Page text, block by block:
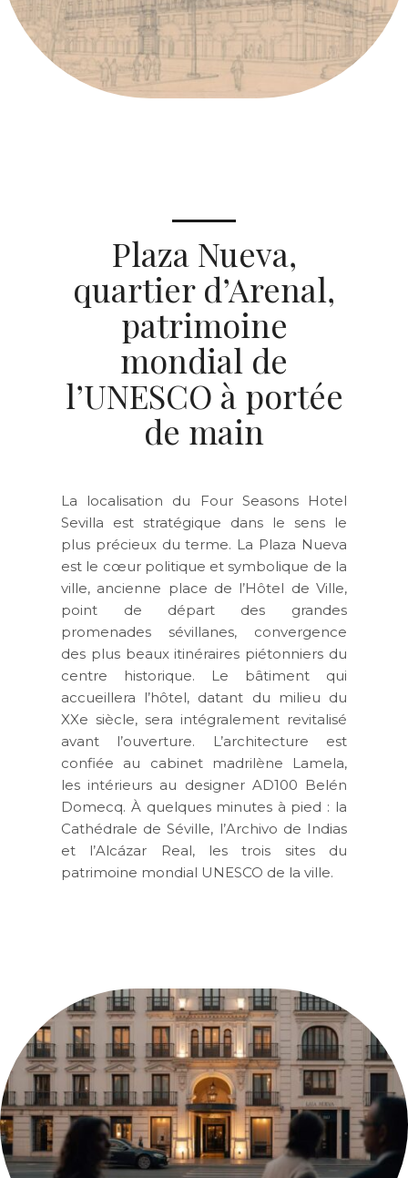
Plaza Nueva,
quartier d’Arenal,
patrimoine
mondial de
l’UNESCO à portée
de main
La localisation du Four Seasons Hotel
Sevilla est stratégique dans le sens le
plus précieux du terme. La Plaza Nueva
est le cœur politique et symbolique de la
ville, ancienne place de l’Hôtel de Ville,
point de départ des grandes
promenades sévillanes, convergence
des plus beaux itinéraires piétonniers du
centre historique. Le bâtiment qui
accueillera l’hôtel, datant du milieu du
XXe siècle, sera intégralement revitalisé
avant l’ouverture. L’architecture est
confiée au cabinet madrilène Lamela,
les intérieurs au designer AD100 Belén
Domecq. À quelques minutes à pied : la
Cathédrale de Séville, l’Archivo de Indias
et l’Alcázar Real, les trois sites du
patrimoine mondial UNESCO de la ville.